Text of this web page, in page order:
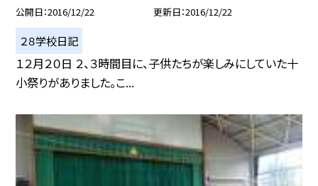
公開日 2016/12/22 更新日 2016/12/22
２８学校日記
１２月２０日 ２、３時間目に、子供たちが楽しみにしていた十
小祭りがありました。こ...